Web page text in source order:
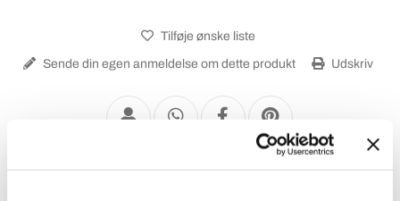
Tilføje ønske liste
Sende din egen anmeldelse om dette produkt Udskriv